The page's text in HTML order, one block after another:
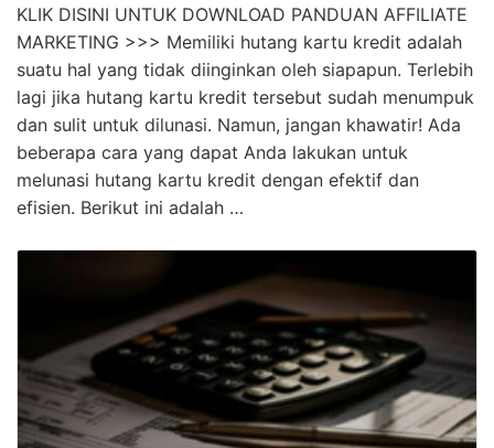
KLIK DISINI UNTUK DOWNLOAD PANDUAN AFFILIATE
MARKETING >>> Memiliki hutang kartu kredit adalah
suatu hal yang tidak diinginkan oleh siapapun. Terlebih
lagi jika hutang kartu kredit tersebut sudah menumpuk
dan sulit untuk dilunasi. Namun, jangan khawatir! Ada
beberapa cara yang dapat Anda lakukan untuk
melunasi hutang kartu kredit dengan efektif dan
efisien. Berikut ini adalah …